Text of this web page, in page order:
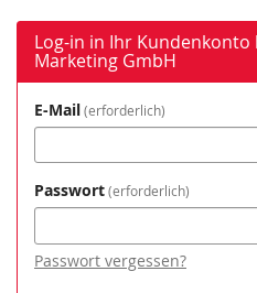
Log-in in Ihr Kundenkonto
Marketing GmbH
E-Mail erforderlich
Passwort erforderlich
Passwort vergessen?